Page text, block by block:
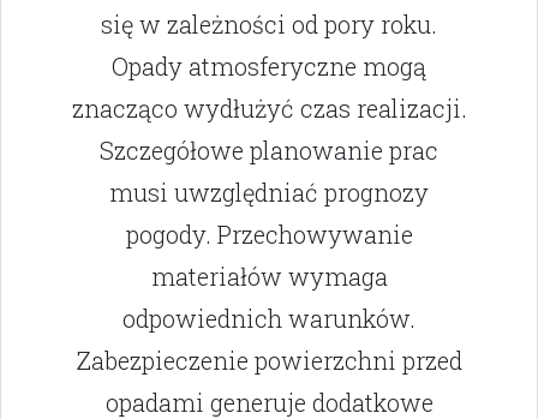
się w zależności od pory roku.
Opady atmosferyczne mogą
znacząco wydłużyć czas realizacji.
Szczegółowe planowanie prac
musi uwzględniać prognozy
pogody. Przechowywanie
materiałów wymaga
odpowiednich warunków.
Zabezpieczenie powierzchni przed
opadami generuje dodatkowe